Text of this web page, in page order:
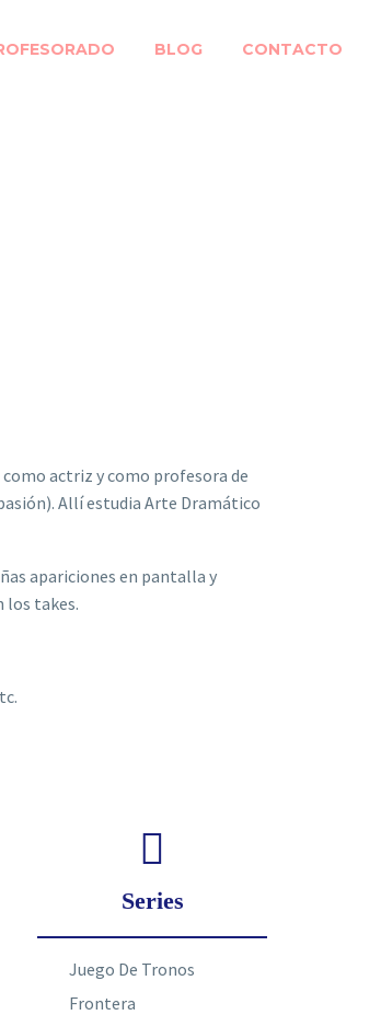
BLOG CONTACTO
actriz y como profesora de
Allí estudia Arte Dramático
apariciones en pantalla y
los takes.
Series
Juego De Tronos
Frontera